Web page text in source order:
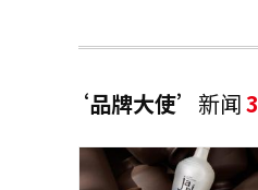
‘品牌大使’ 新闻3